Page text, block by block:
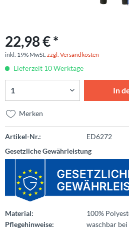
22,98 € *
inkl. 19% MwSt. zzgl. Versandkosten
Lieferzeit 10 Werktage
In
Merken
Artikel-Nr.:
ED6272
Gesetzliche Gewährleistung
Material:
100%
Pflegehinweise:
waschbar bei